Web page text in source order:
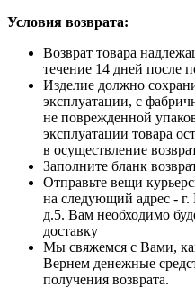
Условия возврата:
Возврат товара
течение 14 дней после
Изделие должно
эксплуатации, с
не поврежденной
эксплуатации товара
в осуществление
Заполните бланк
Отправьте вещи
на следующий адрес -
д.5. Вам необходимо
доставку
Мы свяжемся с Вами,
Вернем денежные
получения возврата.